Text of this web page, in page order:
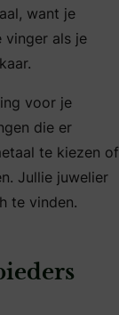
want je
als je
voor je
die er
te kiezen of
Jullie juwelier
te vinden.